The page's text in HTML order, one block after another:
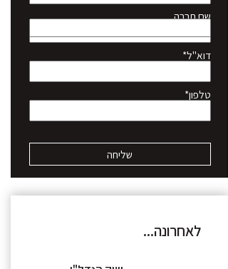
שם חברה
דוא"ל*
טלפון*
לאחרונה...